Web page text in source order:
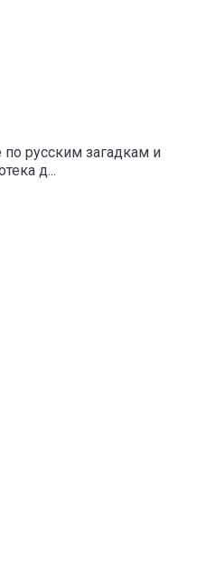
по русским загадкам и
д...